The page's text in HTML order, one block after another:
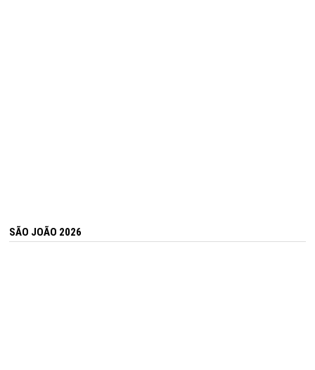
SÃO JOÃO 2026